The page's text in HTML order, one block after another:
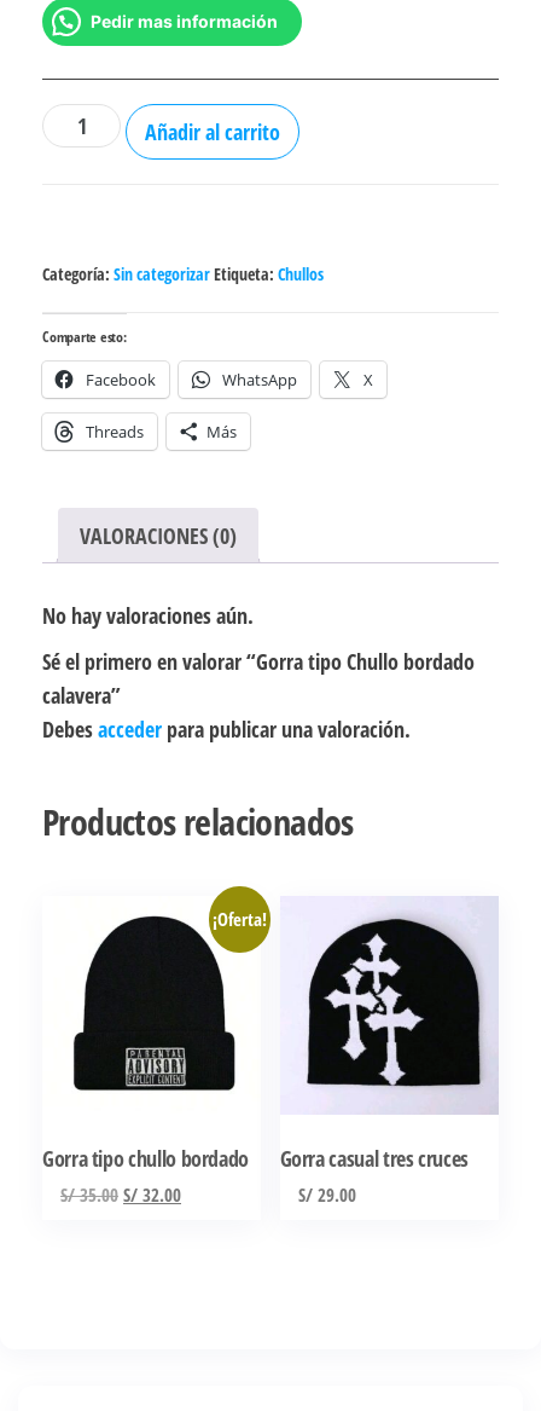
era:
es:
Pedir mas información
Gorra
tipo
cantidad
Añadir al carrito
Categoría: Sin categorizarEtiqueta: Chullos
Comparte esto:
Facebook WhatsApp X
Threads Más
VALORACIONES (0)
No hay valoraciones aún.
Sé el primero en valorar “Gorra tipo Chullo bordado
calavera”
Debesacceder para publicar una valoración.
Productos relacionados
¡Oferta!
Gorra tipo chullo bordado
S/35.00El
S/32.00El
Gorra casual tres cruces
S/29.00